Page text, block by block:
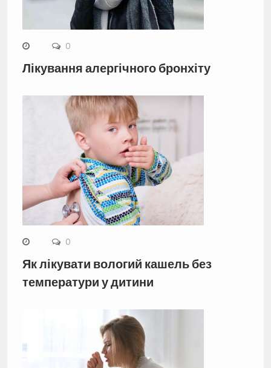
0
Лікування алергічного бронхіту
0
Як лікувати вологий кашель без
температури у дитини